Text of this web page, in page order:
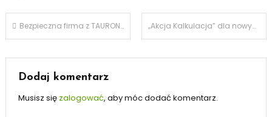
Nawigacja
wpisu
Bezpieczna firma z TAURONEM „Akcja Kalkulacja” dla nowych klientów Providenta
Dodaj komentarz
Musisz się zalogować, aby móc dodać komentarz.